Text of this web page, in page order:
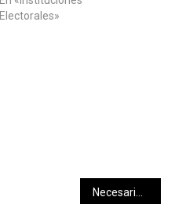
Electorales»